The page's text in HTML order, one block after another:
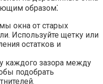
образом⁚
окна от старых
Используйте щетку или
остатков и
каждого зазора между
подобрать